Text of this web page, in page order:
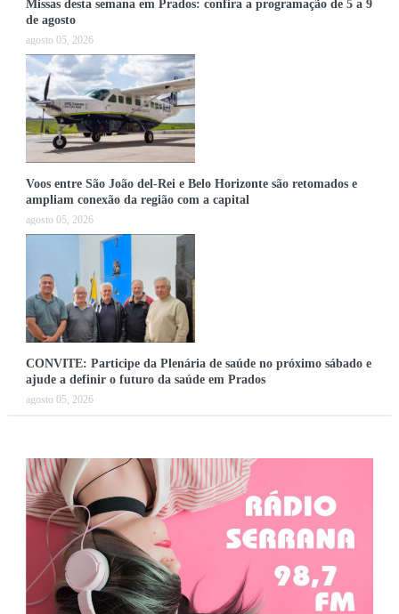
Missas desta semana em Prados: confira a programação de 5 a 9
de agosto
agosto 05, 2026
Voos entre São João del-Rei e Belo Horizonte são retomados e
ampliam conexão da região com a capital
agosto 05, 2026
CONVITE: Participe da Plenária de saúde no próximo sábado e
ajude a definir o futuro da saúde em Prados
agosto 05, 2026